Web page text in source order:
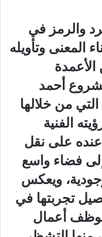
والرمز في
المعنى وتأويله
أحمد
من خلالها
الفنية
عنده على نقل
فضاء واسع
ويعكس
تجربتها في
توظف أعمال